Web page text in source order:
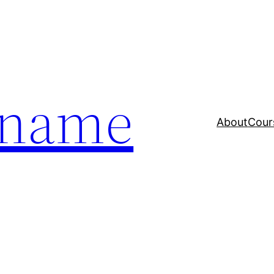
About